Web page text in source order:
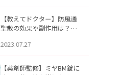
【教えてドクター】防風通
聖散の効果や副作用は？長
2023.07.27
【薬剤師監修】ミヤBM錠に